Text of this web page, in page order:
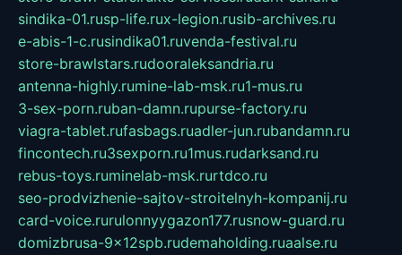
sindika-01.rusp-life.rux-legion.rusib-archives.ru
e-abis-1-c.rusindika01.ruvenda-festival.ru
store-brawlstars.rudooraleksandria.ru
antenna-highly.rumine-lab-msk.ru1-mus.ru
3-sex-porn.ruban-damn.rupurse-factory.ru
viagra-tablet.rufasbags.ruadler-jun.rubandamn.ru
fincontech.ru3sexporn.ru1mus.rudarksand.ru
rebus-toys.ruminelab-msk.rurtdco.ru
seo-prodvizhenie-sajtov-stroitelnyh-kompanij.ru
card-voice.rurulonnyygazon177.rusnow-guard.ru
domizbrusa-9x12spb.rudemaholding.ruaalse.ru